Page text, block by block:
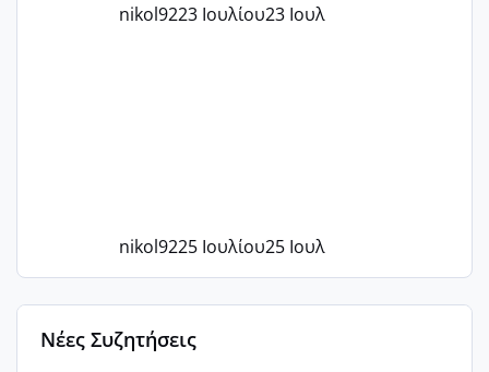
nikol9223 Ιουλίου23 Ιουλ
nikol9225 Ιουλίου25 Ιουλ
Νέες Συζητήσεις